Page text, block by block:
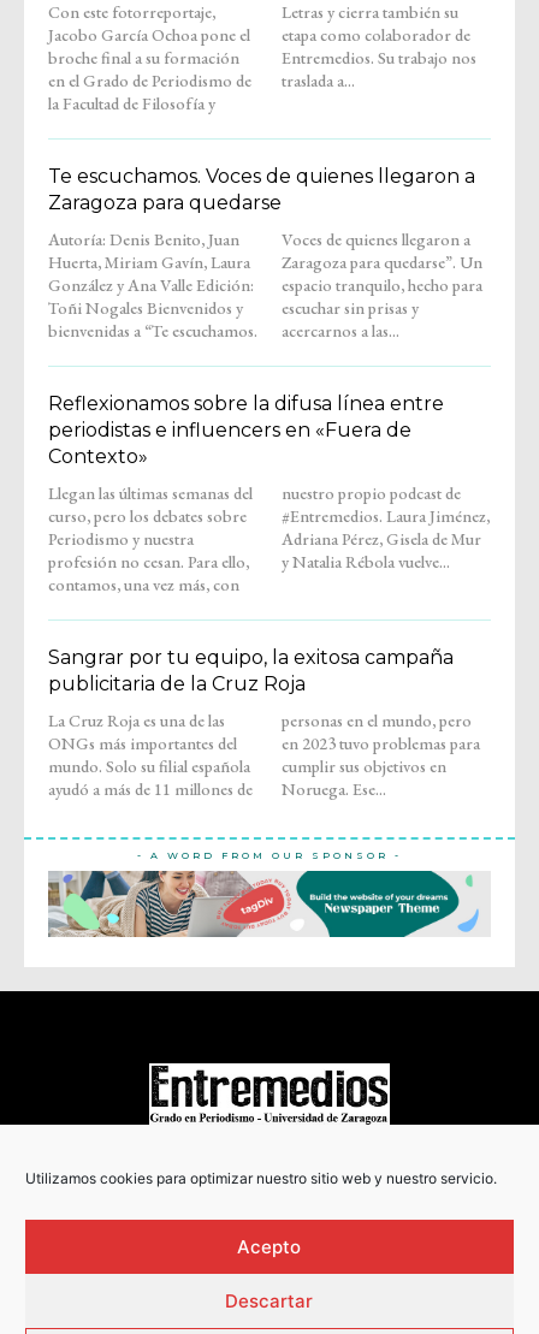
Utilizamos cookies para optimizar nuestro sitio web y nuestro servicio.
Acepto
Descartar
Con este fotorreportaje,
Jacobo García Ochoa pone el
broche final a su formación
en el Grado de Periodismo de
la Facultad de Filosofía y
Letras y cierra también su
etapa como colaborador de
Entremedios. Su trabajo nos
traslada a...
Te escuchamos. Voces de quienes llegaron a
Zaragoza para quedarse
Autoría: Denis Benito, Juan
Huerta, Miriam Gavín, Laura
González y Ana Valle Edición:
Toñi Nogales Bienvenidos y
bienvenidas a “Te escuchamos.
Voces de quienes llegaron a
Zaragoza para quedarse”. Un
espacio tranquilo, hecho para
escuchar sin prisas y
acercarnos a las...
Reflexionamos sobre la difusa línea entre
periodistas e influencers en «Fuera de
Contexto»
Llegan las últimas semanas del
curso, pero los debates sobre
Periodismo y nuestra
profesión no cesan. Para ello,
contamos, una vez más, con
nuestro propio podcast de
#Entremedios. Laura Jiménez,
Adriana Pérez, Gisela de Mur
y Natalia Rébola vuelve...
Sangrar por tu equipo, la exitosa campaña
publicitaria de la Cruz Roja
La Cruz Roja es una de las
ONGs más importantes del
mundo. Solo su filial española
ayudó a más de 11 millones de
personas en el mundo, pero
en 2023 tuvo problemas para
cumplir sus objetivos en
Noruega. Ese...
- A WORD FROM OUR SPONSOR -